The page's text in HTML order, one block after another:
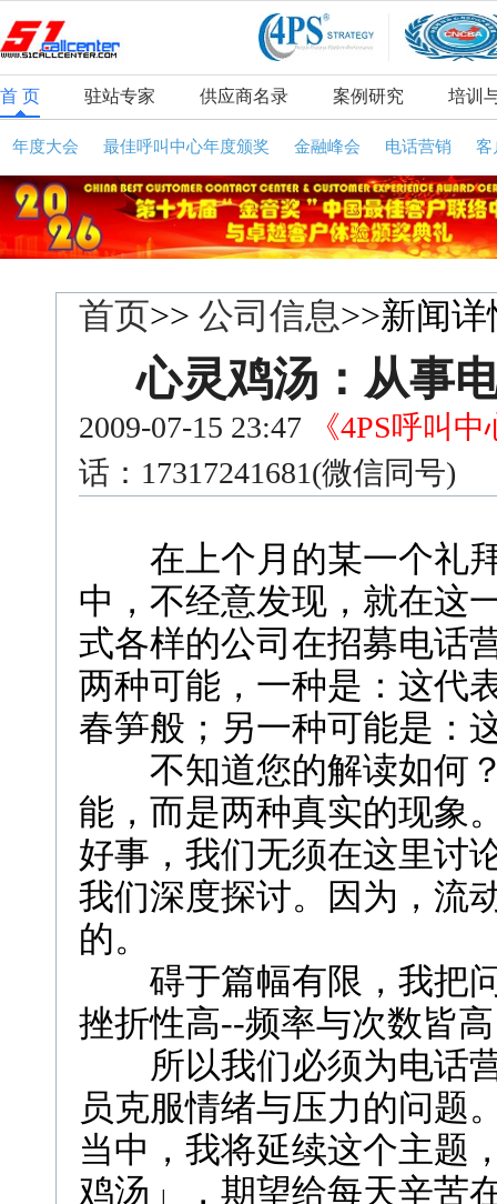
首 页 驻站专家 供应商名录 案例研究 培训
年度大会 最佳呼叫中心年度颁奖 金融峰会 电话营销 客
首页>> 公司信息>>新闻详
心灵鸡汤：从事
2009-07-15 23:47
《4PS呼叫
话：17317241681(微信同号)
在上个月的某一个礼拜
中，不经意发现，就在这
式各样的公司在招募电话
两种可能，一种是：这代
春笋般；另一种可能是：
不知道您的解读如何？
能，而是两种真实的现象
好事，我们无须在这里讨
我们深度探讨。因为，流
的。
碍于篇幅有限，我把问
挫折性高--频率与次数皆
所以我们必须为电话营
员克服情绪与压力的问题
当中，我将延续这个主题
鸡汤」，期望给每天辛苦